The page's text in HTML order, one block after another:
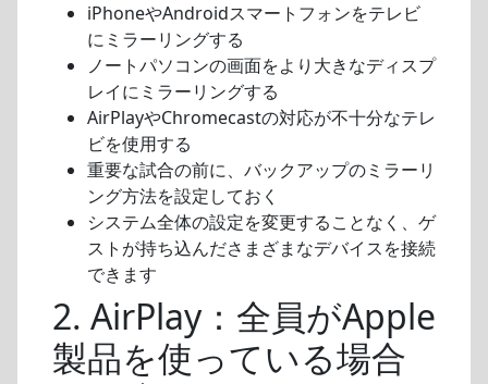
iPhoneやAndroidスマートフォンをテレビ
にミラーリングする
ノートパソコンの画面をより大きなディスプ
レイにミラーリングする
AirPlayやChromecastの対応が不十分なテレ
ビを使用する
重要な試合の前に、バックアップのミラーリ
ング方法を設定しておく
システム全体の設定を変更することなく、ゲ
ストが持ち込んださまざまなデバイスを接続
できます
2. AirPlay：全員がApple
製品を使っている場合